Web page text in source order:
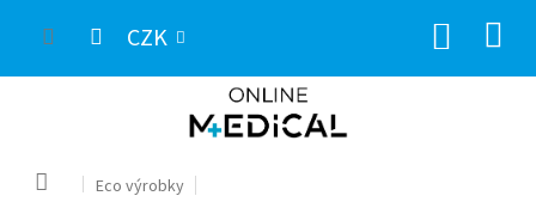
CZK
Domů
Eco výrobky